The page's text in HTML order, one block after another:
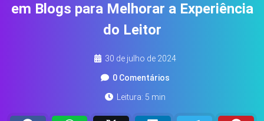
em Blogs para Melhorar a Experiência
do Leitor
30 de julho de 2024
0 Comentários
Leitura: 5 min